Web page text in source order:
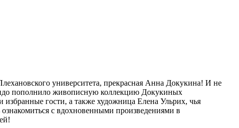
университета, прекрасная Анна Докукина! И не
пополнило живописную коллекцию Докукиных
гости, а также художница Елена Ульрих, чья
ознакомиться с вдохновенными произведениями в